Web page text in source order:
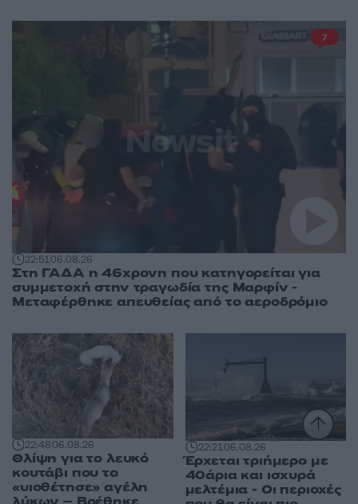
22:5106.08.26
Στη ΓΑΔΑ η 46χρονη που κατηγορείται για
συμμετοχή στην τραγωδία της Μαρφίν -
Μεταφέρθηκε απευθείας από το αεροδρόμιο
7
22:4806.08.26
Θλίψη για το λευκό
κουτάβι που το
«υιοθέτησε» αγέλη
22:2106.08.26
Έρχεται τριήμερο με
40άρια και ισχυρά
μελτέμια - Οι περιοχές